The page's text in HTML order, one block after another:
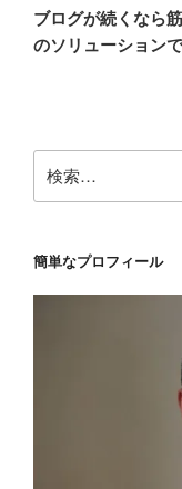
ー
シ
の
投
ブログが続くなら
のソリューションで
索:
簡単なプロフィール